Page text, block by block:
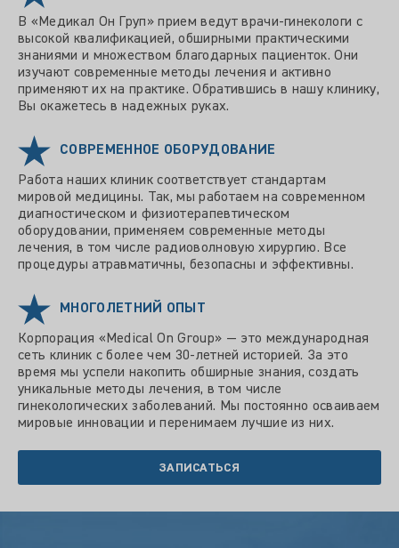
В «Медикал Он Груп» прием ведут врачи-гинекологи с
высокой квалификацией, обширными практическими
знаниями и множеством благодарных пациенток. Они
изучают современные методы лечения и активно
применяют их на практике. Обратившись в нашу клинику,
Вы окажетесь в надежных руках.
СОВРЕМЕННОЕ ОБОРУДОВАНИЕ
Работа наших клиник соответствует стандартам
мировой медицины. Так, мы работаем на современном
диагностическом и физиотерапевтическом
оборудовании, применяем современные методы
лечения, в том числе радиоволновую хирургию. Все
процедуры атравматичны, безопасны и эффективны.
МНОГОЛЕТНИЙ ОПЫТ
Корпорация «Medical Оn Group» — это международная
сеть клиник с более чем 30-летней историей. За это
время мы успели накопить обширные знания, создать
уникальные методы лечения, в том числе
гинекологических заболеваний. Мы постоянно осваиваем
мировые инновации и перенимаем лучшие из них.
ЗАПИСАТЬСЯ